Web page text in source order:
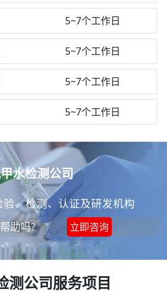
5~7个工作日
5~7个工作日
5~7个工作日
5~7个工作日
水检测公司
、检测、认证及研发机构
助吗? 立即咨询
测公司服务项目